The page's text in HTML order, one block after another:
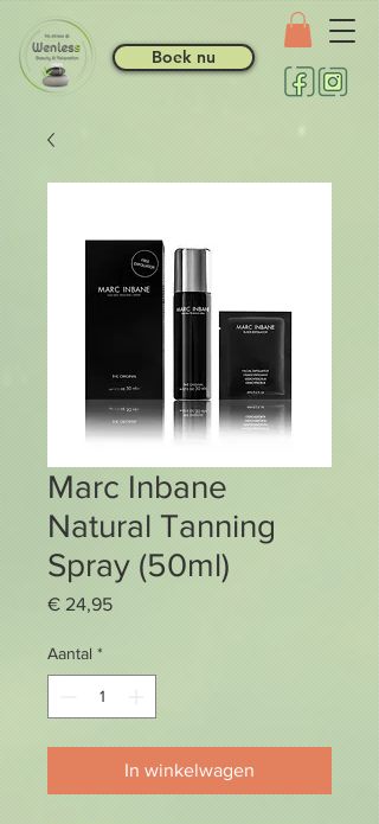
Boek nu
Marc Inbane
Natural Tanning
Spray (50ml)
€ 24,95Prijs
Aantal *
In winkelwagen